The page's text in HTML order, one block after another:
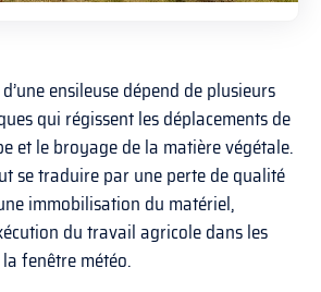
ensileuse dépend de plusieurs
qui régissent les déplacements de
et le broyage de la matière végétale.
se traduire par une perte de qualité
immobilisation du matériel,
du travail agricole dans les
fenêtre météo.